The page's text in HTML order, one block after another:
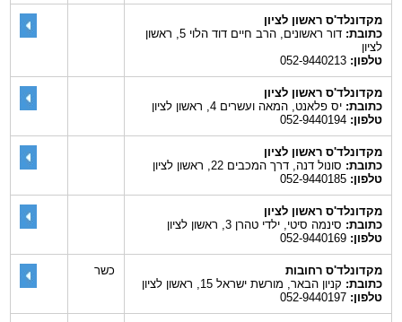
מקדונלד'ס ראשון לציון
כתובת:
דור ראשונים, הרב חיים דוד הלוי 5, ראשון
לציון
טלפון:052-9440213
מקדונלד'ס ראשון לציון
כתובת:יס פלאנט, המאה ועשרים 4, ראשון לציון
טלפון:052-9440194
מקדונלד'ס ראשון לציון
כתובת:סונול דנה, דרך המכבים 22, ראשון לציון
טלפון:052-9440185
מקדונלד'ס ראשון לציון
כתובת:סינמה סיטי, ילדי טהרן 3, ראשון לציון
טלפון:052-9440169
מקדונלד'ס רחובות
כתובת:קניון הבאר, מורשת ישראל 15, ראשון לציון
טלפון:052-9440197
כשר